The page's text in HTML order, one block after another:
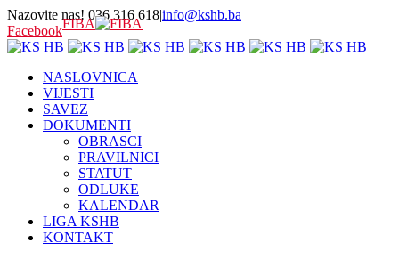
Nazovite nas! 036 316 618|info@kshb.ba
FacebookFIBA
NASLOVNICA
VIJESTI
SAVEZ
DOKUMENTI
OBRASCI
PRAVILNICI
STATUT
ODLUKE
KALENDAR
LIGA KSHB
KONTAKT